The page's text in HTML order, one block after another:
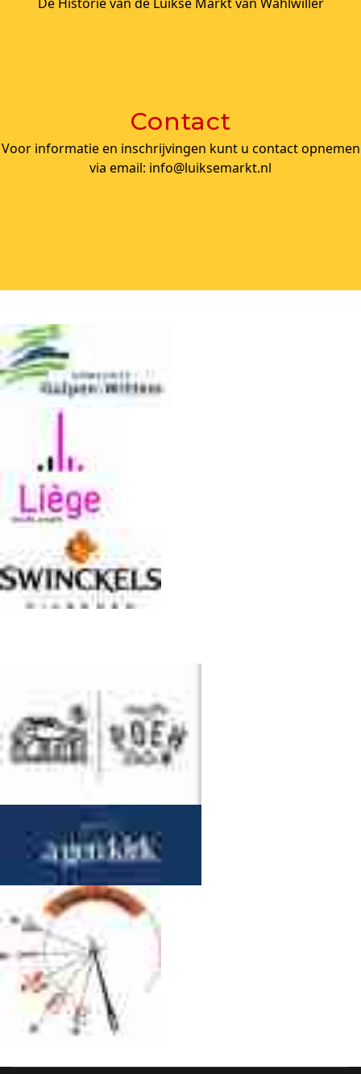
Contact
Voor informatie en inschrijvingen kunt u contact opnemen
via email: info@luiksemarkt.nl